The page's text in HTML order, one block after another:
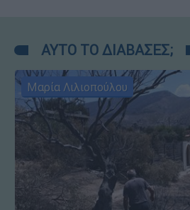
ΑΥΤΟ ΤΟ ΔΙΑΒΑΣΕΣ;
Μαρία Λιλιοπούλου